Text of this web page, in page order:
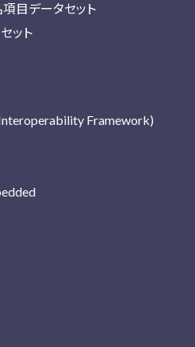
目データセット
ット
Framework)